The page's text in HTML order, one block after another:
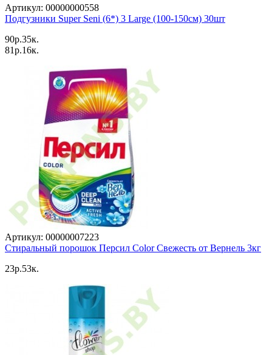
Артикул: 00000000558
Подгузники Super Seni (6*) 3 Large (100-150см) 30шт
90p.35к.
81p.16к.
Артикул: 00000007223
Стиральный порошок Персил Color Свежесть от Вернель 3кг
23p.53к.